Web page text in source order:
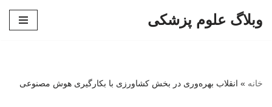
وبلاگ علوم پزشکی
خانه » انقلاب بهره‌وری در بخش کشاورزی با بکارگیری هوش مصنوعی